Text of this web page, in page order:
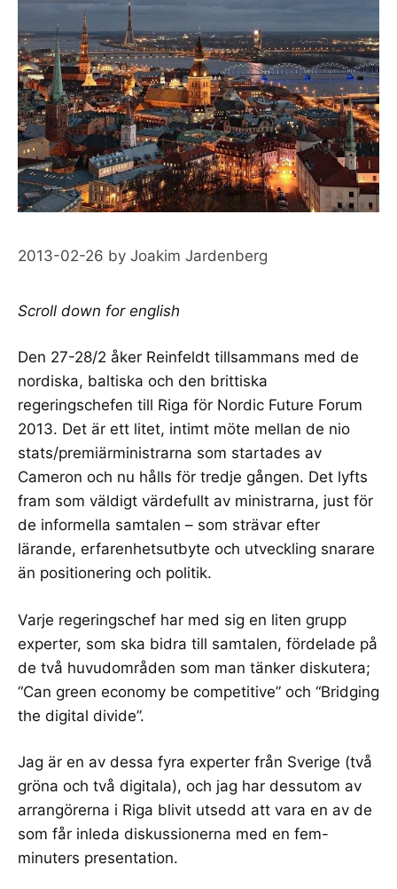
2013-02-26 by Joakim Jardenberg
Scroll down for english
Den 27-28/2 åker Reinfeldt tillsammans med de
nordiska, baltiska och den brittiska
regeringschefen till Riga för Nordic Future Forum
2013. Det är ett litet, intimt möte mellan de nio
stats/premiärministrarna som startades av
Cameron och nu hålls för tredje gången. Det lyfts
fram som väldigt värdefullt av ministrarna, just för
de informella samtalen – som strävar efter
lärande, erfarenhetsutbyte och utveckling snarare
än positionering och politik.
Varje regeringschef har med sig en liten grupp
experter, som ska bidra till samtalen, fördelade på
de två huvudområden som man tänker diskutera;
“Can green economy be competitive” och “Bridging
the digital divide”.
Jag är en av dessa fyra experter från Sverige (två
gröna och två digitala), och jag har dessutom av
arrangörerna i Riga blivit utsedd att vara en av de
som får inleda diskussionerna med en fem-
minuters presentation.